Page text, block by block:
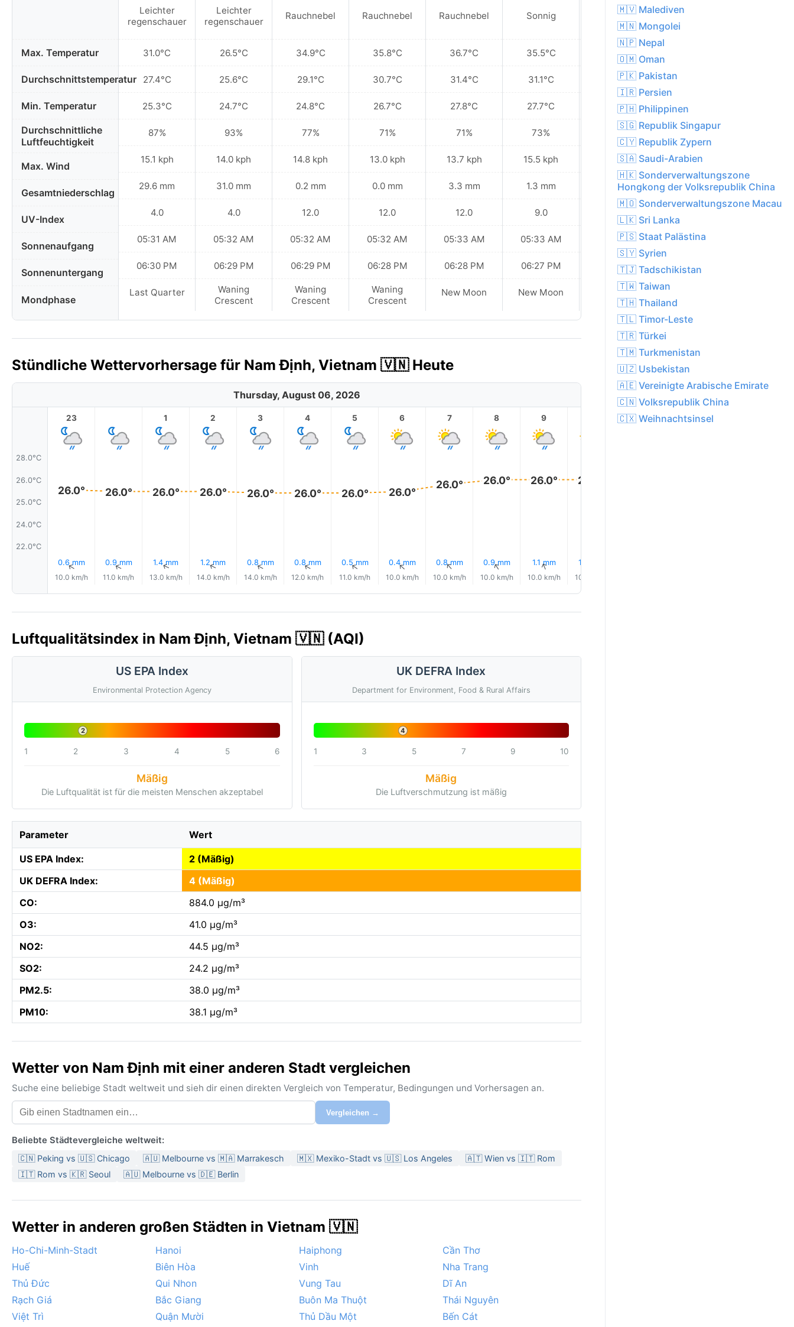
Max. Temperatur
Durchschnittstemperatur
Min. Temperatur
Durchschnittliche
Luftfeuchtigkeit
Max. Wind
Gesamtniederschlag
UV-Index
Sonnenaufgang
Sonnenuntergang
Mondphase
Leichter
regenschauer
31.0°C
27.4°C
25.3°C
87%
15.1 kph
29.6 mm
4.0
05:31 AM
06:30 PM
Last Quarter
Leichter
regenschauer
26.5°C
25.6°C
24.7°C
93%
14.0 kph
31.0 mm
4.0
05:32 AM
06:29 PM
Waning
Crescent
Rauchnebel
34.9°C
29.1°C
24.8°C
77%
14.8 kph
0.2 mm
12.0
05:32 AM
06:29 PM
Waning
Crescent
Rauchnebel
35.8°C
30.7°C
26.7°C
71%
13.0 kph
0.0 mm
12.0
05:32 AM
06:28 PM
Waning
Crescent
Rauchnebel
36.7°C
31.4°C
27.8°C
71%
13.7 kph
3.3 mm
12.0
05:33 AM
06:28 PM
New Moon
Sonnig
35.5°C
31.1°C
27.7°C
73%
15.5 kph
1.3 mm
9.0
05:33 AM
06:27 PM
New Moon
Sonnig
36.3°C
31.3°C
28.0°C
73%
13.0 kph
0.0 mm
05:33 AM
06:26 PM
New Moon
Stündliche Wettervorhersage für Nam Định, Vietnam 🇻🇳 Heute
Thursday, August 06, 2026
28.0°C
26.0°C
25.0°C
24.0°C
22.0°C
23
26.0°
0.6 mm
↑
10.0 km/h
26.0°
0.9 mm
↑
11.0 km/h
1
26.0°
1.4 mm
↑
13.0 km/h
2
26.0°
1.2 mm
↑
14.0 km/h
3
26.0°
0.8 mm
↑
14.0 km/h
4
26.0°
0.8 mm
↑
12.0 km/h
5
26.0°
0.5 mm
↑
11.0 km/h
6
26.0°
0.4 mm
↑
10.0 km/h
7
26.0°
0.8 mm
↑
10.0 km/h
8
26.0°
0.9 mm
↑
10.0 km/h
9
26.0°
1.1 mm
↑
10.0 km/h
26.0°
1.3 mm
10.0 km/h
11 12
Luftqualitätsindex in Nam Định, Vietnam 🇻🇳 (AQI)
US EPA Index
Environmental Protection Agency
2
1 2 3 4 5 6
Mäßig
Die Luftqualität ist für die meisten Menschen akzeptabel
UK DEFRA Index
Department for Environment, Food & Rural Affairs
4
1 3 5 7 9 10
Mäßig
Die Luftverschmutzung ist mäßig
Parameter Wert
US EPA Index:
2 (Mäßig)
UK DEFRA Index:
4 (Mäßig)
CO:
884.0 µg/m³
O3:
41.0 µg/m³
NO2:
44.5 µg/m³
SO2:
24.2 µg/m³
PM2.5:
38.0 µg/m³
PM10:
38.1 µg/m³
Wetter von Nam Định mit einer anderen Stadt vergleichen
Suche eine beliebige Stadt weltweit und sieh dir einen direkten Vergleich von Temperatur, Bedingungen und Vorhersagen an.
Vergleichen →
Beliebte Städtevergleiche weltweit:
🇨🇳 Peking vs 🇺🇸 Chicago 🇦🇺 Melbourne vs 🇲🇦 Marrakesch 🇲🇽 Mexiko-Stadt vs 🇺🇸 Los Angeles
🇦🇹 Wien vs 🇮🇹 Rom
🇮🇹 Rom vs 🇰🇷 Seoul
🇦🇺 Melbourne vs 🇩🇪 Berlin
Wetter in anderen großen Städten in Vietnam 🇻🇳
Ho-Chi-Minh-Stadt Hanoi Haiphong
Cần Thơ
Huế
Biên Hòa Vinh
Nha Trang
Thủ Đức
Qui Nhon Vung Tau
Dĩ An
Rạch Giá
Bắc Giang Buôn Ma Thuột
Thái Nguyên
Việt Trì
Quận Mười Thủ Dầu Một Bến Cát
🇲🇻 Malediven
🇲🇳 Mongolei
🇳🇵 Nepal
🇴🇲 Oman
🇵🇰 Pakistan
🇮🇷 Persien
🇵🇭 Philippinen
🇸🇬 Republik Singapur
🇨🇾 Republik Zypern
🇸🇦 Saudi-Arabien
🇭🇰 Sonderverwaltungszone
Hongkong der Volksrepublik China
🇲🇴 Sonderverwaltungszone Macau
🇱🇰 Sri Lanka
🇵🇸 Staat Palästina
🇸🇾 Syrien
🇹🇯 Tadschikistan
🇹🇼 Taiwan
🇹🇭 Thailand
🇹🇱 Timor-Leste
🇹🇷 Türkei
🇹🇲 Turkmenistan
🇺🇿 Usbekistan
🇦🇪 Vereinigte Arabische Emirate
🇨🇳 Volksrepublik China
🇨🇽 Weihnachtsinsel